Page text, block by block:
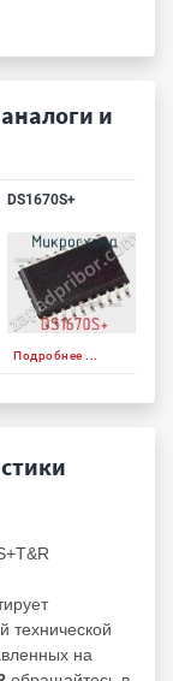
и
DS1670S+
Подробнее ...
технической
на